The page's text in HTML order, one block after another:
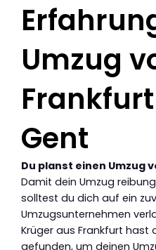
Umzug
Gent
Du planst einen Umzug
Damit dein Umzug
solltest du dich auf ein
Umzugsunternehmen
Krüger aus Frankfurt hast
gefunden, um deinen